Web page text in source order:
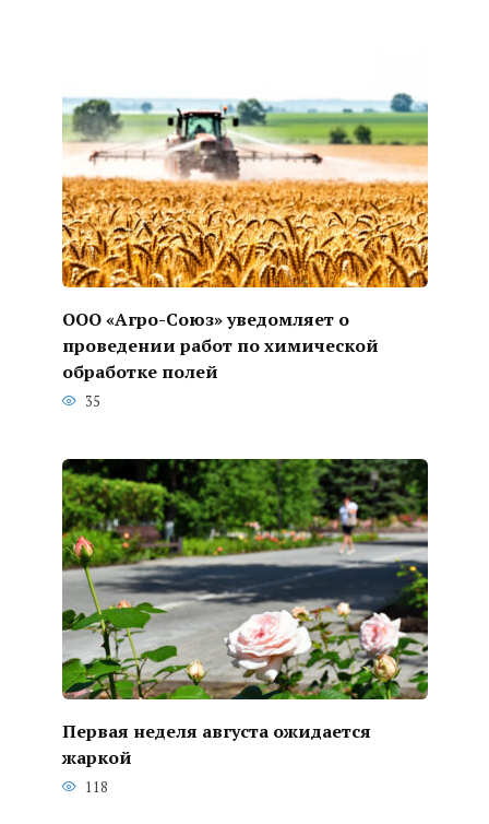
ООО «Агро-Союз» уведомляет о
проведении работ по химической
обработке полей
35
Первая неделя августа ожидается
жаркой
118